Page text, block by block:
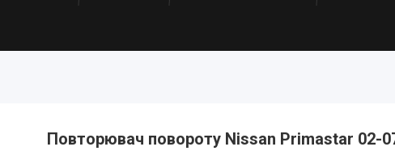
Повторювач повороту Nissan Primastar 02-